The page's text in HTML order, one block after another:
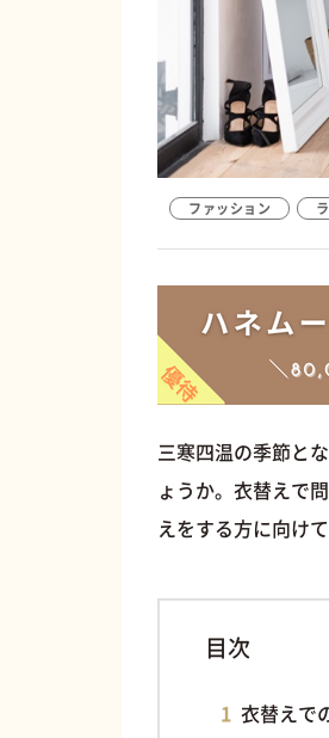
ファッション
三寒四温の季節と
ょうか。衣替えで
えをする方に向け
目次
衣替えで